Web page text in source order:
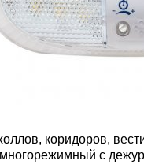
коридоров,
с